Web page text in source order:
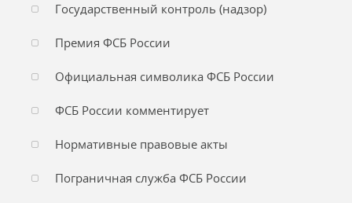
Государственный контроль (надзор)
Премия ФСБ России
Официальная символика ФСБ России
ФСБ России комментирует
Нормативные правовые акты
Пограничная служба ФСБ России